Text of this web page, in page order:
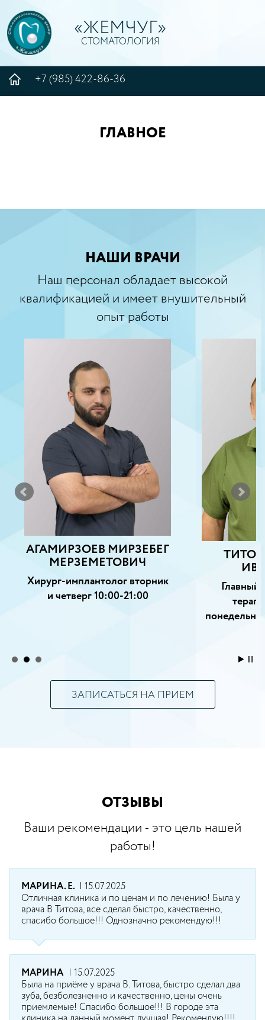
«ЖЕМЧУГ»
СТОМАТОЛОГИЯ
+7 (985) 422-86-36
ГЛАВНОЕ
НАШИ ВРАЧИ
Наш персонал обладает высокой
квалификацией и имеет внушительный
опыт работы
АГАМИРЗОЕВ МИРЗЕБЕГ
МЕРЗЕМЕТОВИЧ
Хирург-имплантолог вторник
и четверг 10:00-21:00
ТИТОВ
Главный
ЗАПИСАТЬСЯ НА ПРИЕМ
ОТЗЫВЫ
Ваши рекомендации - это цель нашей
работы!
МАРИНА. Е.
| 15.07.2025
Отличная клиника и по ценам и по лечению! Была у
врача В Титова, все сделал быстро, качественно,
спасибо большое!!! Однозначно рекомендую!!!
МАРИНА
| 15.07.2025
Была на приёме у врача В. Титова, быстро сделал два
зуба, безболезненно и качественно, цены очень
приемлемые! Спасибо большое!!! В городе эта